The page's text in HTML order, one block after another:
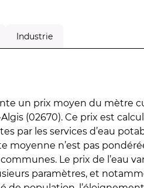
Industrie
un prix moyen du mètre
(02670). Ce prix est
par les services d’eau
moyenne n’est pas
Le prix de l’eau
paramètres, et